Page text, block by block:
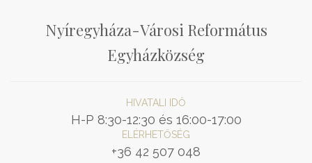
Nyíregyháza-Városi Református
Egyházközség
HIVATALI IDŐ
H-P 8:30-12:30 és 16:00-17:00
ELÉRHETŐSÉG
+36 42 507 048